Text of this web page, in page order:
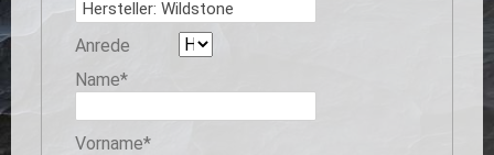
Anrede
Pflichtfeld
Name*
Pflichtfeld
Vorname*